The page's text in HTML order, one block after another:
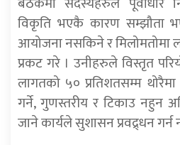
विकृति भएकै कारण सम्झौता
आयोजना नसकिने र मिलोमतोमा
प्रकट गरे । उनीहरुले विस्तृत
लागतको ५० प्रतिशतसम्म थोरैमा
गर्ने, गुणस्तरीय र टिकाउ नहुन
जाने कार्यले सुशासन प्रवद्र्धन